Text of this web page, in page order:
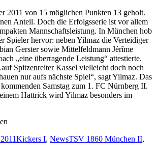
2011 von 15 möglichen Punkten 13 geholt.
Anteil. Doch die Erfolgsserie ist vor allem
Mannschaftsleistung. In München hob
Spieler hervor: neben Yilmaz die Verteidiger
Gerster sowie Mittelfeldmann Jérîme
„eine überragende Leistung“ attestierte.
Spitzenreiter Kassel vielleicht doch noch
nur aufs nächste Spiel“, sagt Yilmaz. Das
Samstag zum 1. FC Nürnberg II.
Hattrick wird Yilmaz besonders im
Kategorien
Kickers I, NewsSchlagwörter
TSV 1860 München II,